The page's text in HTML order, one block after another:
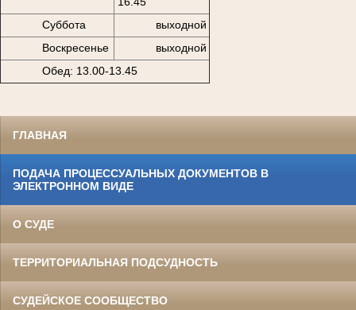
Суббота
выходной
Воскресенье
выходной
Обед: 13.00-13.45
ГЛАВНАЯ
ПОДАЧА ПРОЦЕССУАЛЬНЫХ ДОКУМЕНТОВ В
ЭЛЕКТРОННОМ ВИДЕ
О СУДЕ
ТЕРРИТОРИАЛЬНАЯ ПОДСУДНОСТЬ
СУДЕЙСКОЕ СООБЩЕСТВО